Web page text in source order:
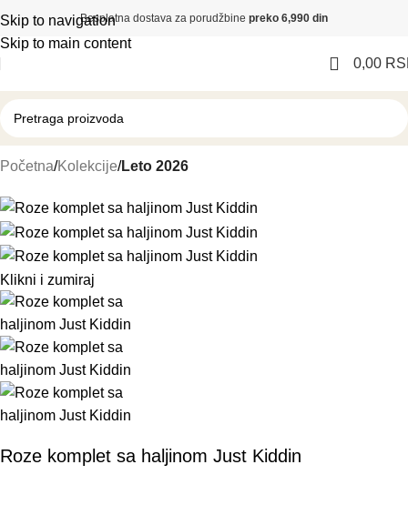
Skip to navigation
Skip to main content
Besplatna dostava za porudžbine preko 6,990 din
0,00
Početna Kolekcije Leto 2026
Klikni i zumiraj
Roze komplet sa haljinom Just Kiddin